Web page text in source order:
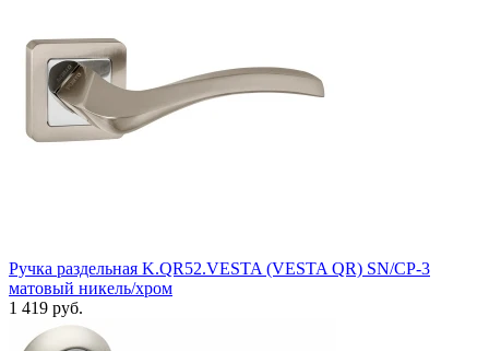
Ручка раздельная K.QR52.VESTA (VESTA QR) SN/CP-3
матовый никель/хром
1 419 руб.